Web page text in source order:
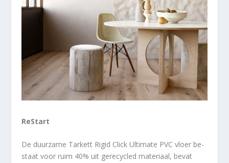
ReStart
De duurzame Tarkett Rigid Click Ultimate PVC vloer be-
staat voor ruim 40% uit gerecycled materiaal, bevat